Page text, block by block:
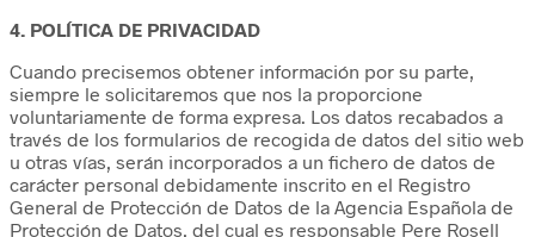
4. POLÍTICA DE PRIVACIDAD
Cuando precisemos obtener información por su parte,
siempre le solicitaremos que nos la proporcione
voluntariamente de forma expresa. Los datos recabados a
través de los formularios de recogida de datos del sitio web
u otras vías, serán incorporados a un fichero de datos de
carácter personal debidamente inscrito en el Registro
General de Protección de Datos de la Agencia Española de
Protección de Datos, del cual es responsable Pere Rosell